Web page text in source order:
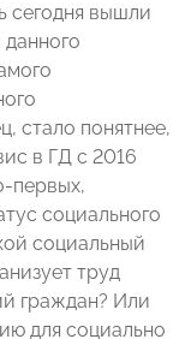
сегодня вышли
стало понятнее,
в ГД с 2016
первых,
социального
социальный
труд
граждан? Или
для социально